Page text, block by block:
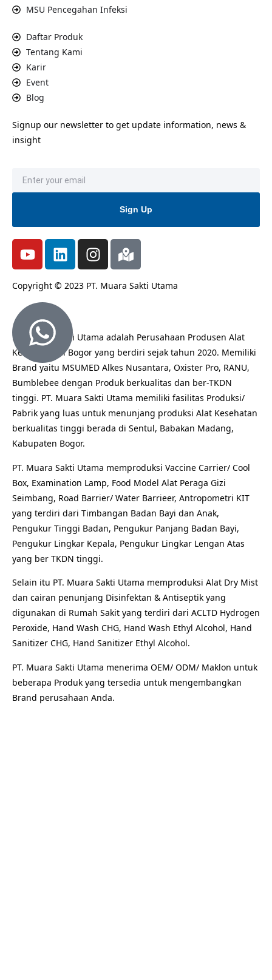
MSU Pencegahan Infeksi
Daftar Produk
Tentang Kami
Karir
Event
Blog
Signup our newsletter to get update information, news &
insight
Sign Up
Copyright © 2023 PT. Muara Sakti Utama
PT. Muara Sakti Utama adalah Perusahaan Produsen Alat
Kesehatan di Bogor yang berdiri sejak tahun 2020. Memiliki
Brand yaitu MSUMED Alkes Nusantara, Oxister Pro, RANU,
Bumblebee dengan Produk berkualitas dan ber-TKDN
tinggi. PT. Muara Sakti Utama memiliki fasilitas Produksi/
Pabrik yang luas untuk menunjang produksi Alat Kesehatan
berkualitas tinggi berada di Sentul, Babakan Madang,
Kabupaten Bogor.
PT. Muara Sakti Utama memproduksi Vaccine Carrier/ Cool
Box, Examination Lamp, Food Model Alat Peraga Gizi
Seimbang, Road Barrier/ Water Barrieer, Antropometri KIT
yang terdiri dari Timbangan Badan Bayi dan Anak,
Pengukur Tinggi Badan, Pengukur Panjang Badan Bayi,
Pengukur Lingkar Kepala, Pengukur Lingkar Lengan Atas
yang ber TKDN tinggi.
Selain itu PT. Muara Sakti Utama memproduksi Alat Dry Mist
dan cairan penunjang Disinfektan & Antiseptik yang
digunakan di Rumah Sakit yang terdiri dari ACLTD Hydrogen
Peroxide, Hand Wash CHG, Hand Wash Ethyl Alcohol, Hand
Sanitizer CHG, Hand Sanitizer Ethyl Alcohol.
PT. Muara Sakti Utama menerima OEM/ ODM/ Maklon untuk
beberapa Produk yang tersedia untuk mengembangkan
Brand perusahaan Anda.